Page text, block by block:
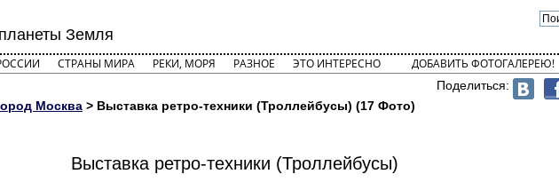
Земля
СТРАНЫ МИРА РЕКИ, МОРЯ РАЗНОЕ ЭТО ИНТЕРЕСНО ДОБАВИТЬ ФОТОГАЛЕРЕЮ!
Поделиться:
Москва > Выставка ретро-техники (Троллейбусы) (17 Фото)
Выставка ретро-техники (Троллейбусы)